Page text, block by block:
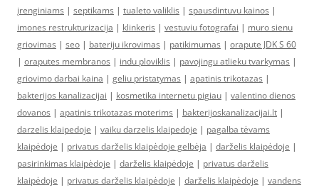
įrenginiams | septikams | tualeto valiklis | spausdintuvu kainos |
imones restrukturizacija | klinkeris | vestuviu fotografai | muro sienu
griovimas | seo | bateriju ikrovimas | patikimumas | orapute JDK S 60
| oraputes membranos | indu ploviklis | pavojingu atlieku tvarkymas |
griovimo darbai kaina | geliu pristatymas | apatinis trikotazas |
bakterijos kanalizacijai | kosmetika internetu pigiau | valentino dienos
dovanos | apatinis trikotazas moterims | bakterijoskanalizacijai.lt |
darzelis klaipedoje | vaiku darzelis klaipedoje | pagalba tėvams
klaipėdoje | privatus darželis klaipėdoje gelbėja | darželis klaipėdoje |
pasirinkimas klaipėdoje | darželis klaipėdoje | privatus darželis
klaipėdoje | privatus darželis klaipėdoje | darželis klaipėdoje | vandens